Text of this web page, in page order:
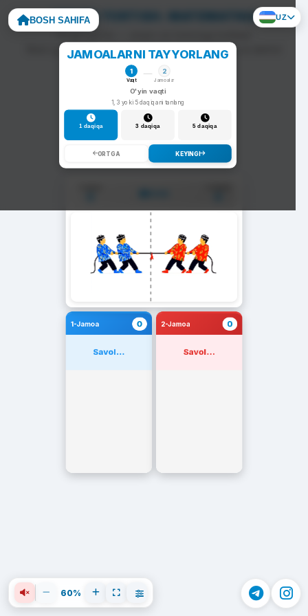
BOSH SAHIFA UZ
ARQON TORTISH: MATEMATIKA
To'g'ri javob — arqon siz tomonga tortiladi.
Noto'g'ri javob — arqon raqib tomonga siljiydi va darhol
yangi savol chiqadi.
JAMOALARNI TAYYORLANG
1
Vaqt
2
Jamoalar
O'yin vaqti
1, 3 yoki 5 daqiqani tanlang
1 daqiqa 3 daqiqa 5 daqiqa
ORTGA KEYINGI
1-Jamoa 0
Savol...
2-Jamoa 0
Savol...
60%